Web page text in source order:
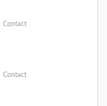
Contact
Contact